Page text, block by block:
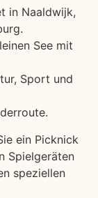
in Naaldwijk,
See mit
Sport und
ein Picknick
Spielgeräten
speziellen